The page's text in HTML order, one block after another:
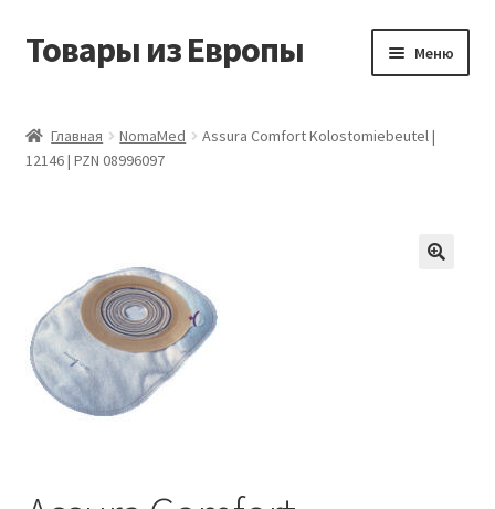
Перейти
Перейти
Товары из Европы Меню
Виды доставки
Контакты
Корзина
Мой аккаунт
Главная NomaMed
Assura Comfort Kolostomiebeutel |
12146 | PZN 08996097